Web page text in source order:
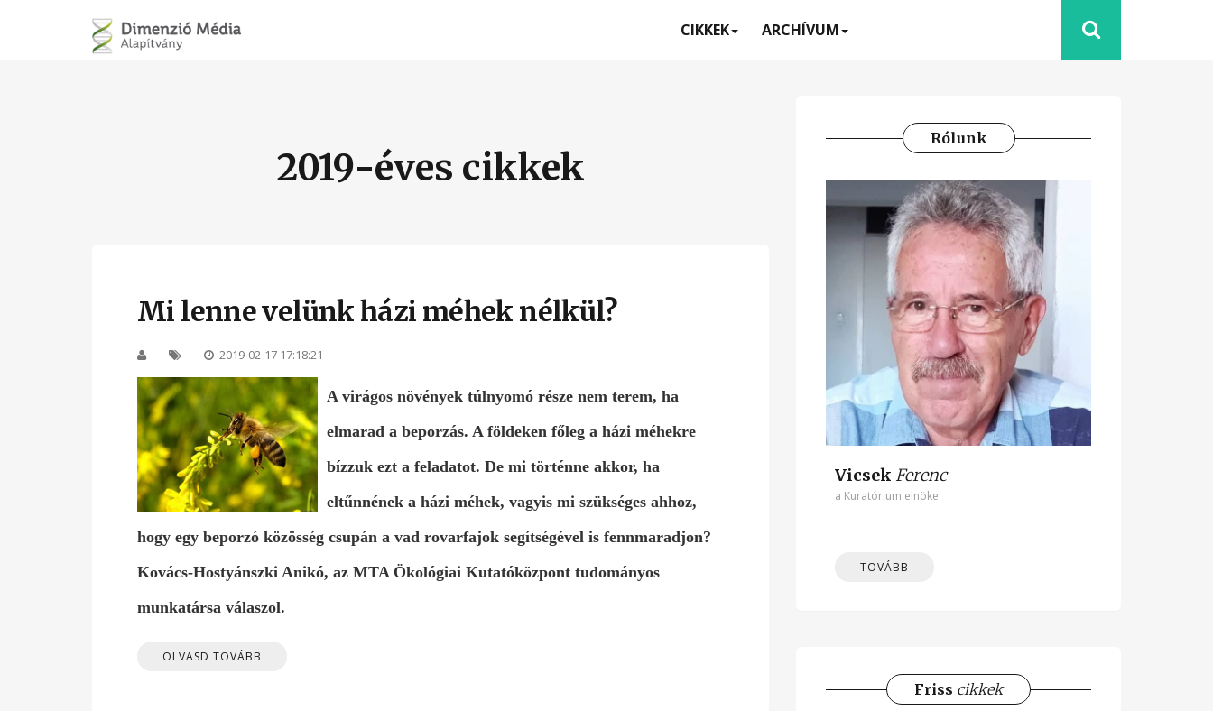
CIKKEK ARCHÍVUM
2019-éves cikkek
Mi lenne velünk házi méhek nélkül?
2019-02-17 17:18:21
A virágos növények túlnyomó része nem terem, ha
elmarad a beporzás. A földeken főleg a házi méhekre
bízzuk ezt a feladatot. De mi történne akkor, ha
eltűnnének a házi méhek, vagyis mi szükséges ahhoz,
hogy egy beporzó közösség csupán a vad rovarfajok segítségével is fennmaradjon?
Kovács-Hostyánszki Anikó, az MTA Ökológiai Kutatóközpont tudományos
munkatársa válaszol.
OLVASD TOVÁBB
Rólunk
Vicsek Ferenc
a Kuratórium elnöke
TOVÁBB
Friss cikkek